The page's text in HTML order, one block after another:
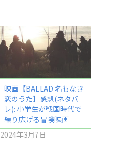
映画【BALLAD 名もなき
恋のうた】感想(ネタバ
レ): 小学生が戦国時代で
繰り広げる冒険映画
2024年3月7日